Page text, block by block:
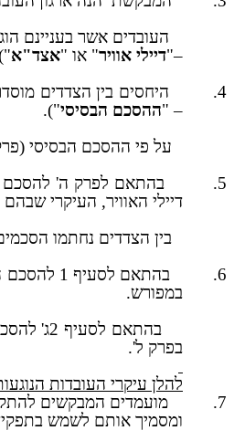
העובדים אשר בעניינם
–"דיילי אוויר" או "אצד"א
4.
– "ההסכם הבסיסי").
על פי ההסכם הבסיסי
5.
בהתאם לפרק ה' להסכם
דיילי האוויר, העיקרי שבהם הינו
בין הצדדים נחתמו הסכמים
6.
בהתאם
במפורש.
בהתאם
בפרק ל'.
להלן עיקרי העובדות
7.
מועמדים המבקשים
ומסמיך אותם לשמש